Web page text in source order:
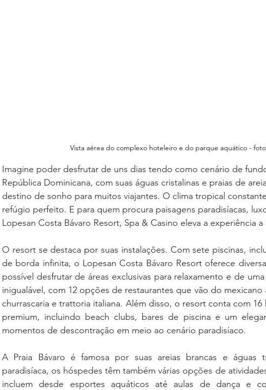
Vista aérea do complexo hoteleiro e do parque aquático -
Imagine poder desfrutar de uns dias tendo como cenário de
República Dominicana, com suas águas cristalinas e praias de
destino de sonho para muitos viajantes. O clima tropical
refúgio perfeito. E para quem procura paisagens paradisíacas,
Lopesan Costa Bávaro Resort, Spa & Casino eleva a experiência
O resort se destaca por suas instalações. Com sete piscinas,
de borda infinita, o Lopesan Costa Bávaro Resort oferece
possível desfrutar de áreas exclusivas para relaxamento e de
inigualável, com 12 opções de restaurantes que vão do mexicano
churrascaria e trattoria italiana. Além disso, o resort conta com
premium, incluindo beach clubs, bares de piscina e um
momentos de descontração em meio ao cenário paradisíaco.
A Praia Bávaro é famosa por suas areias brancas e águas
paradisíaca, os hóspedes têm também várias opções de
incluem desde esportes aquáticos até aulas de dança e